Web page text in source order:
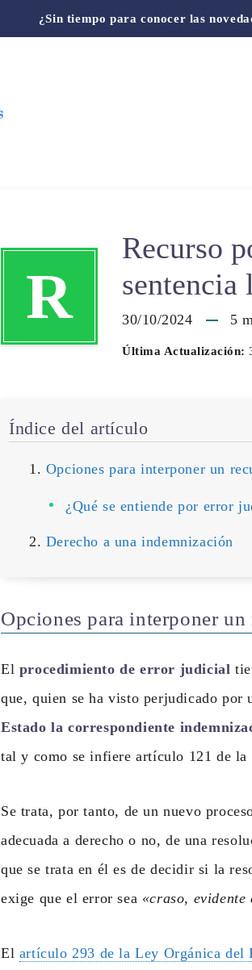
¿Sin tiempo para conocer las
R
Recurso
sentencia
30/10/2024 5
Última Actualización:
Índice del artículo
Opciones para interponer un
¿Qué se entiende por error
Derecho a una indemnización
Opciones para interponer
El procedimiento de error judicial
que, quien se ha visto perjudicado
Estado la correspondiente
tal y como se infiere artículo 121 de la
Se trata, por tanto, de un nuevo
adecuada a derecho o no, de una
que se trata en él es de decidir si la
exige que el error sea «craso,
El artículo 293 de la Ley Orgánica del